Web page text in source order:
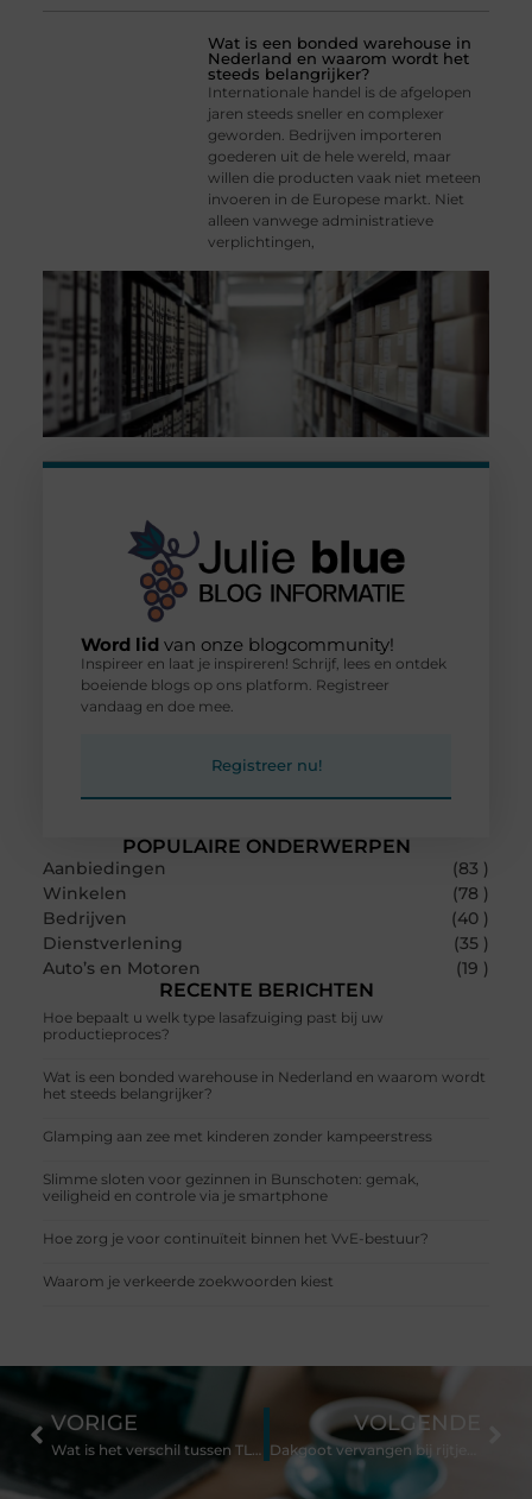
Wat is een bonded warehouse in
Nederland en waarom wordt het
steeds belangrijker?
Internationale handel is de afgelopen
jaren steeds sneller en complexer
geworden. Bedrijven importeren
goederen uit de hele wereld, maar
willen die producten vaak niet meteen
invoeren in de Europese markt. Niet
alleen vanwege administratieve
verplichtingen,
POPULAIRE ONDERWERPEN
Aanbiedingen
(83 )
Winkelen
(78 )
Bedrijven
(40 )
Dienstverlening
(35 )
Auto’s en Motoren
(19 )
RECENTE BERICHTEN
Hoe bepaalt u welk type lasafzuiging past bij uw
productieproces?
Wat is een bonded warehouse in Nederland en waarom wordt
het steeds belangrijker?
Glamping aan zee met kinderen zonder kampeerstress
Slimme sloten voor gezinnen in Bunschoten: gemak,
veiligheid en controle via je smartphone
Hoe zorg je voor continuïteit binnen het VvE-bestuur?
Waarom je verkeerde zoekwoorden kiest
Word lid van onze blogcommunity!
Inspireer en laat je inspireren! Schrijf, lees en ontdek
boeiende blogs op ons platform. Registreer
vandaag en doe mee.
Registreer nu!
VORIGE
Wat is het verschil tussen TL- en LED verlichting?
VOLGENDE